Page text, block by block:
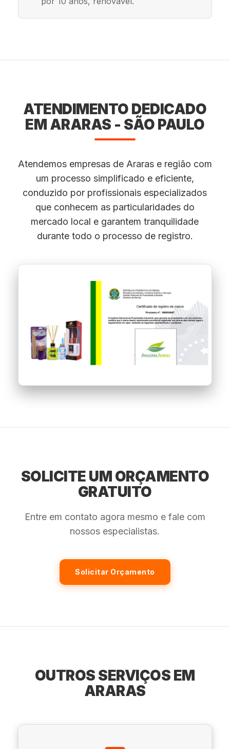
ATENDIMENTO DEDICADO
EM ARARAS - SÃO PAULO
Atendemos empresas de Araras e região com
um processo simplificado e eficiente,
conduzido por profissionais especializados
que conhecem as particularidades do
mercado local e garantem tranquilidade
durante todo o processo de registro.
SOLICITE UM ORÇAMENTO
GRATUITO
Entre em contato agora mesmo e fale com
nossos especialistas.
Solicitar Orçamento
OUTROS SERVIÇOS EM
ARARAS